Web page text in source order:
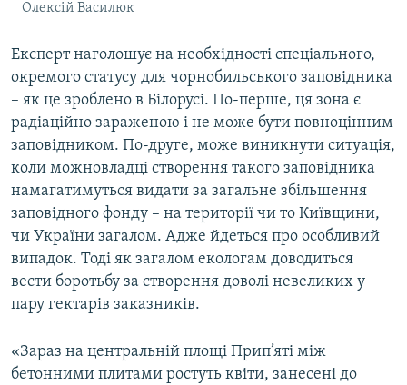
Олексій Василюк
Експерт наголошує на необхідності спеціального,
окремого статусу для чорнобильського заповідника
– як це зроблено в Білорусі. По-перше, ця зона є
радіаційно зараженою і не може бути повноцінним
заповідником. По-друге, може виникнути ситуація,
коли можновладці створення такого заповідника
намагатимуться видати за загальне збільшення
заповідного фонду – на території чи то Київщини,
чи України загалом. Адже йдеться про особливий
випадок. Тоді як загалом екологам доводиться
вести боротьбу за створення доволі невеликих у
пару гектарів заказників.
«Зараз на центральній площі Прип’яті між
бетонними плитами ростуть квіти, занесені до